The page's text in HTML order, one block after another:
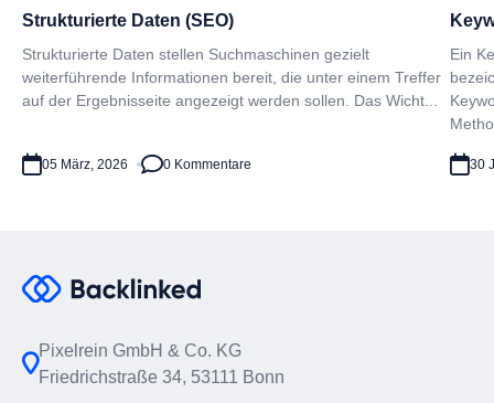
Strukturierte Daten (SEO)
Strukturierte Daten stellen Suchmaschinen gezielt
weiterführende Informationen bereit, die unter einem Treffer
auf der Ergebnisseite angezeigt werden sollen. Das Wicht...
05 März, 2026 0 Kommentare
Ein
30
Pixelrein GmbH & Co. KG
Friedrichstraße 34, 53111 Bonn